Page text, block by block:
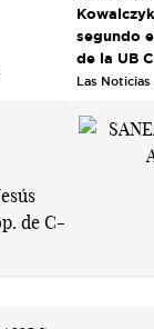
segundo
de la UB
Las